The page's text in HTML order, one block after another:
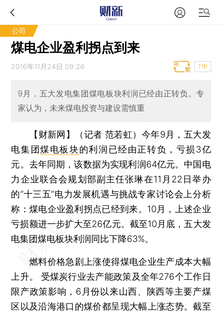
公司
煤电企业盈利拐点到来
2016年11月24日 09:26 T中
9月，五大发电集团煤电板块利润已经由正转负。专
家认为，未来煤电投资与建设需慎重
【财新网】（记者 范若虹） 今年9月，五大发
电集团煤电板块的利润已经由正转负，亏损3亿
元。去年同期，该数据为实现利润64亿元。中国电
力企业联合会规划部副主任张琳在11月22日举办
的“十三五”电力发展机遇与挑战专家讨论会上分析
称：煤电企业盈利拐点已经到来。10月，上述企业
亏损额进一步扩大至26亿元。截至10月底，五大发
电集团煤电板块利润同比下降63%。
燃料价格急剧上涨使得煤电企业生产成本大幅
上升。 受煤炭行业去产能政策及全年276个工作日
限产政策影响，6月份以来山西、陕西等主要产煤
区以及沿海港口的煤价都呈现大幅上涨态势。截至